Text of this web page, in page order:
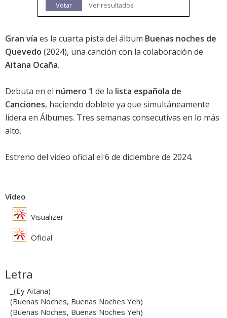
Votar
Ver resultados
Gran vía es la cuarta pista del álbum Buenas noches de
Quevedo (2024), una canción con la colaboración de
Aitana Ocaña.
Debuta en el número 1 de la lista española de
Canciones, haciendo doblete ya que simultáneamente
lidera en Álbumes. Tres semanas consecutivas en lo más
alto.
Estreno del video oficial el 6 de diciembre de 2024.
Vídeo
Visualizer
Oficial
Letra
_(Ey Aitana)
(Buenas Noches, Buenas Noches Yeh)
(Buenas Noches, Buenas Noches Yeh)